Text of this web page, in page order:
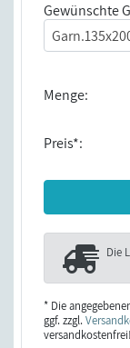
Gewünschte
Menge:
Preis*:
Die
* Die
ggf. zzgl.
versandkostenfrei!